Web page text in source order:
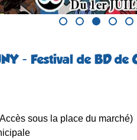
- Festival de BD de
sous la place du marché)